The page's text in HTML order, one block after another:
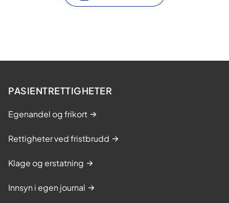
PASIENTRETTIGHETER
Egenandel og frikort
Rettigheter ved fristbrudd
Klage og erstatning
Innsyn i egen journal